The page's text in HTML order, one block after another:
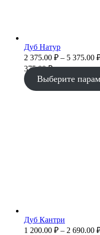
Дуб Натур
2 375.00 ₽ – 5 375.00
375.00 ₽
Выберите
Дуб Кантри
1 200.00 ₽ – 2 690.00